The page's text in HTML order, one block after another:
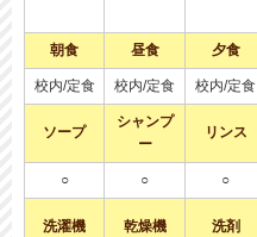
朝食 昼食 夕食
校内/定食 校内/定食 校内/定食
ソープ
シャンプ
ー
リンス
○ ○ ○
洗濯機 乾燥機 洗剤